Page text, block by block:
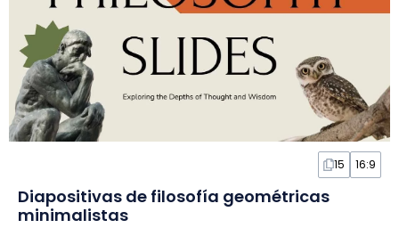
15 16:9
Diapositivas de filosofía geométricas
minimalistas